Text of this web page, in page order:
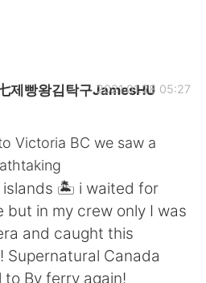
简体中文
제빵왕김탁구JamesHU
2021.01.28 05:27
Victoria BC we saw a
islands 🏝 i waited for
but in my crew only I was
and caught this
Supernatural Canada
By ferry again!